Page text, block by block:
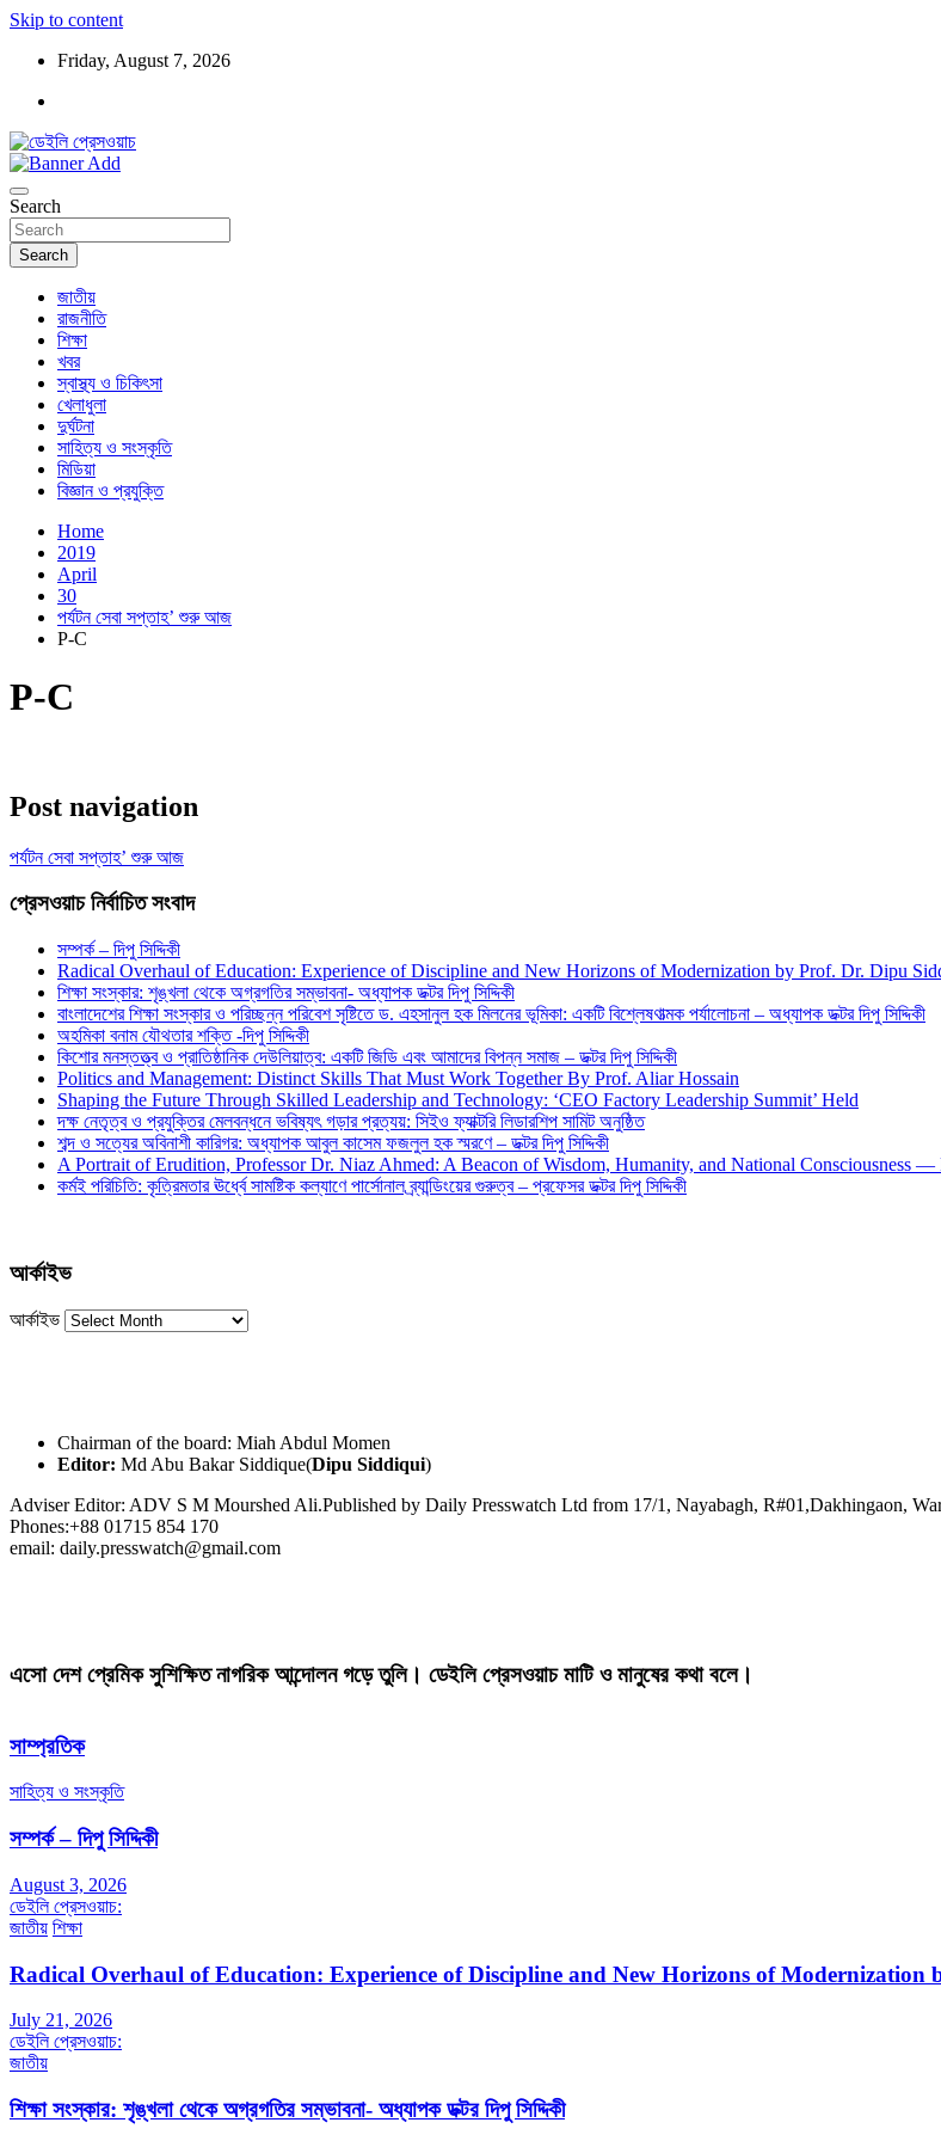
Skip to content
Friday, August 7, 2026
ডেইলি প্রেসওয়াচ
Search
Search
জাতীয়
রাজনীতি
শিক্ষা
খবর
স্বাস্থ্য ও চিকিৎসা
খেলাধুলা
দুর্ঘটনা
সাহিত্য ও সংস্কৃতি
মিডিয়া
বিজ্ঞান ও প্রযুক্তি
Home
2019
April
30
পর্যটন সেবা সপ্তাহ’ শুরু আজ
P-C
P-C
Post navigation
পর্যটন সেবা সপ্তাহ’ শুরু আজ
প্রেসওয়াচ নির্বাচিত সংবাদ
সম্পর্ক – দিপু সিদ্দিকী
Radical Overhaul of Education: Experience of Discipline and New Horizons of Modernization by Prof. Dr. Dipu
শিক্ষা সংস্কার: শৃঙ্খলা থেকে অগ্রগতির সম্ভাবনা- অধ্যাপক ডক্টর দিপু সিদ্দিকী
বাংলাদেশের শিক্ষা সংস্কার ও পরিচ্ছন্ন পরিবেশ সৃষ্টিতে ড. এহসানুল হক মিলনের ভূমিকা: একটি বিশ্লেষণাত্মক পর্যালোচনা – অধ্যাপক ডক্টর দিপু সিদ্দিকী
অহমিকা বনাম যৌথতার শক্তি -দিপু সিদ্দিকী
কিশোর মনস্তত্ত্ব ও প্রাতিষ্ঠানিক দেউলিয়াত্ব: একটি জিডি এবং আমাদের বিপন্ন সমাজ – ডক্টর দিপু সিদ্দিকী
Politics and Management: Distinct Skills That Must Work Together By Prof. Aliar Hossain
Shaping the Future Through Skilled Leadership and Technology: ‘CEO Factory Leadership Summit’ Held
দক্ষ নেতৃত্ব ও প্রযুক্তির মেলবন্ধনে ভবিষ্যৎ গড়ার প্রত্যয়: সিইও ফ্যাক্টরি লিডারশিপ সামিট অনুষ্ঠিত
শব্দ ও সত্যের অবিনাশী কারিগর: অধ্যাপক আবুল কাসেম ফজলুল হক স্মরণে – ডক্টর দিপু সিদ্দিকী
A Portrait of Erudition, Professor Dr. Niaz Ahmed: A Beacon of Wisdom, Humanity, and National Consciousness
কর্মই পরিচিতি: কৃত্রিমতার ঊর্ধ্বে সামষ্টিক কল্যাণে পার্সোনাল ব্র্যান্ডিংয়ের গুরুত্ব – প্রফেসর ডক্টর দিপু সিদ্দিকী
আর্কাইভ
আর্কাইভ
Chairman of the board: Miah Abdul Momen
Editor: Md Abu Bakar Siddique(Dipu Siddiqui)
Adviser Editor: ADV S M Mourshed Ali.Published by Daily Presswatch Ltd from 17/1, Nayabagh, R#01,Dakhingaon,
Phones:+88 01715 854 170
email: daily.presswatch@gmail.com
এসো দেশ প্রেমিক সুশিক্ষিত নাগরিক আন্দোলন গড়ে তুলি। ডেইলি প্রেসওয়াচ মাটি ও মানুষের কথা বলে।
সাম্প্রতিক
সাহিত্য ও সংস্কৃতি
সম্পর্ক – দিপু সিদ্দিকী
August 3, 2026
ডেইলি প্রেসওয়াচ:
জাতীয় শিক্ষা
Radical Overhaul of Education: Experience of Discipline and New Horizons of
July 21, 2026
ডেইলি প্রেসওয়াচ:
জাতীয়
শিক্ষা সংস্কার: শৃঙ্খলা থেকে অগ্রগতির সম্ভাবনা- অধ্যাপক ডক্টর দিপু সিদ্দিকী